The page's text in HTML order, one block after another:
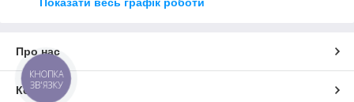
Про нас
Контакти
КНОПКА
ЗВ'ЯЗКУ